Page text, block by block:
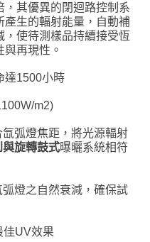
，其優異的閉迴路控制系
產生的輻射能量，自動補
使待測樣品持續接受恆
再現性。
達1500小時
m2)
氙弧燈焦距，將光源輻射
與旋轉鼓式曝曬系統相符
弧燈之自然衰減，確保試
佳UV效果